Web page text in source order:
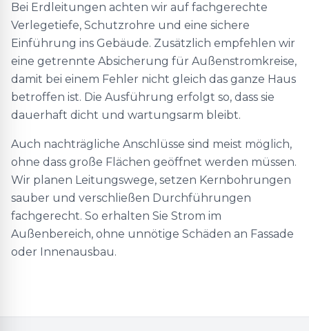
Bei Erdleitungen achten wir auf fachgerechte
Verlegetiefe, Schutzrohre und eine sichere
Einführung ins Gebäude. Zusätzlich empfehlen wir
eine getrennte Absicherung für Außenstromkreise,
damit bei einem Fehler nicht gleich das ganze Haus
betroffen ist. Die Ausführung erfolgt so, dass sie
dauerhaft dicht und wartungsarm bleibt.
Auch nachträgliche Anschlüsse sind meist möglich,
ohne dass große Flächen geöffnet werden müssen.
Wir planen Leitungswege, setzen Kernbohrungen
sauber und verschließen Durchführungen
fachgerecht. So erhalten Sie Strom im
Außenbereich, ohne unnötige Schäden an Fassade
oder Innenausbau.